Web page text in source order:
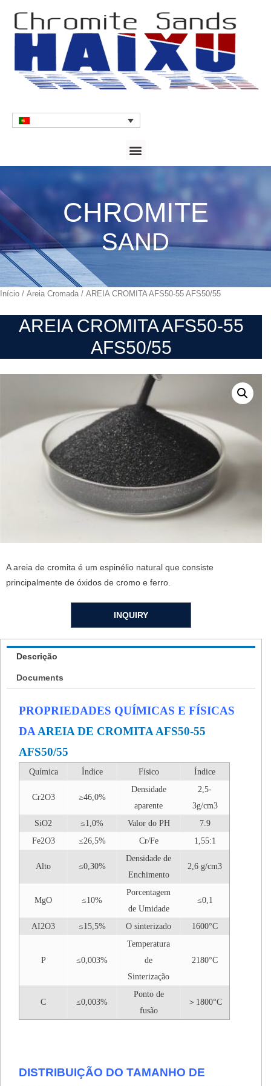
CHROMITE
SAND
Início / Areia Cromada / AREIA CROMITA AFS50-55 AFS50/55
AREIA CROMITA AFS50-55
AFS50/55
A areia de cromita é um espinélio natural que consiste
principalmente de óxidos de cromo e ferro.
INQUIRY
Descrição
Documents
PROPRIEDADES QUÍMICAS E FÍSICAS
DA AREIA DE CROMITA AFS50-55
AFS50/55
Química Índice Físico Índice
Cr2O3 ≥46,0%
Densidade
aparente
2,5-
3g/cm3
SiO2
≤1,0% Valor do PH
7.9
Fe2O3
≤26,5% Cr/Fe 1,55:1
Alto ≤0,30%
Densidade de
Enchimento
2,6 g/cm3
MgO ≤10%
Porcentagem
de Umidade
≤0,1
AI2O3 ≤15,5% O sinterizado 1600°C
P ≤0,003%
Temperatura
de
Sinterização
2180°C
C ≤0,003%
Ponto de
fusão
＞1800°C
DISTRIBUIÇÃO DO TAMANHO DE